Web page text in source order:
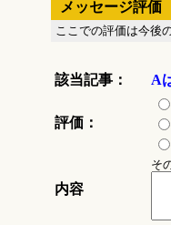
メッセージ評価
ここでの評価は今後
該当記事： A
評価：
内容
そ